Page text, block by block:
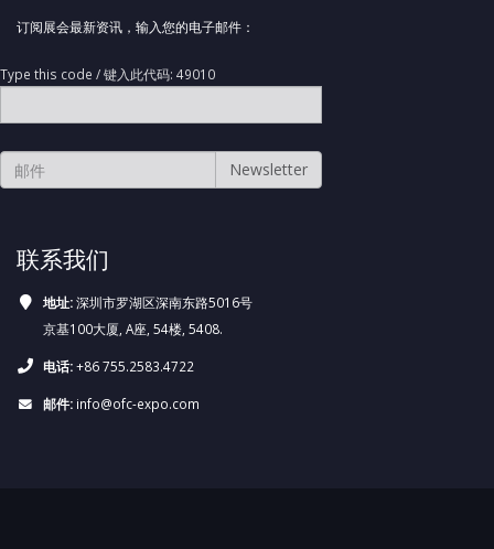
订阅展会最新资讯，输入您的电子邮件：
Type this code / 键入此代码: 49010
联系我们
地址:深圳市罗湖区深南东路5016号
京基100大厦, A座, 54楼, 5408.
电话:+86 755.2583.4722
邮件: info@ofc-expo.com